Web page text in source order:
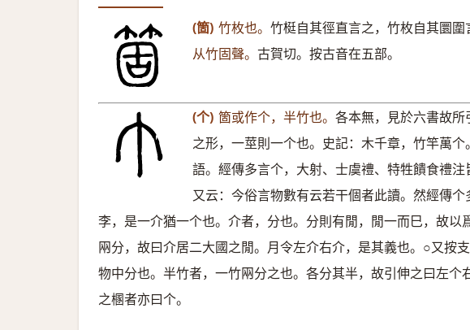
(箇) 竹枚也。 竹梃自其徑直言之，竹枚自其圜圍
从竹固聲。 古賀切。按古音在五部。
(个) 箇或作个，半竹也。 各本無，見於六書故
之形，一莖則一个也。史記：木千章，竹竿萬
語。經傳多言个，大射、士虞禮、特牲饋食禮
又云：今俗言物數有云若干個者此讀。然經傳
李，是一介猶一个也。介者，分也。分則有閒，閒一而巳，故
㒳分，故曰介居二大國之閒。月令左介右介，是其義也。○又按
物中分也。半竹者，一竹㒳分之也。各分其半，故引伸之曰左
之㮯者亦曰个。